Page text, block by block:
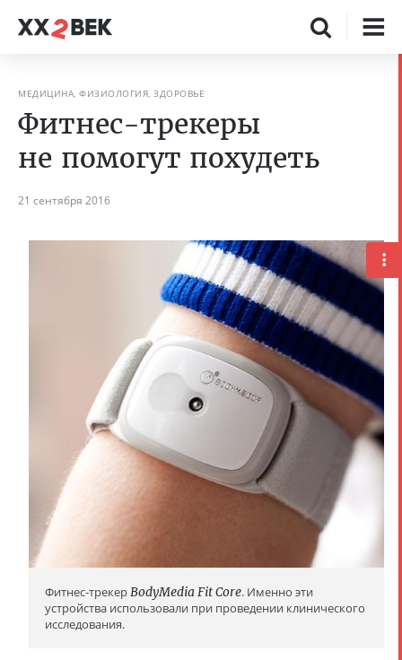
МЕДИЦИНА, ФИЗИОЛОГИЯ, ЗДОРОВЬЕ
Фитнес-трекеры
не помогут похудеть
21 сентября 2016
Фитнес-трекерBodyMedia Fit Core. Именно эти
устройства использовали при проведении клинического
исследования.